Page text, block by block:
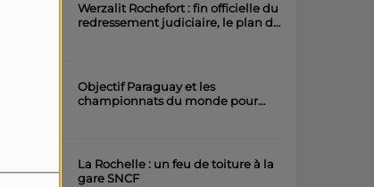
Werzalit Rochefort : fin officielle du
redressement judiciaire, le plan de
Objectif Paraguay et les
championnats du monde pour
La Rochelle : un feu de toiture à la
gare SNCF